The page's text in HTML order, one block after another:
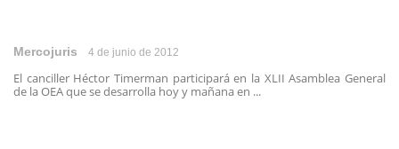
Mercojuris 4 de junio de 2012
El canciller Héctor Timerman participará en la XLII Asamblea General
de la OEA que se desarrolla hoy y mañana en ...